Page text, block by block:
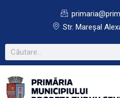
Str. Mareșal